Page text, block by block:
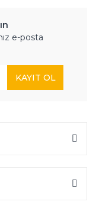
e-posta
KAYIT OL